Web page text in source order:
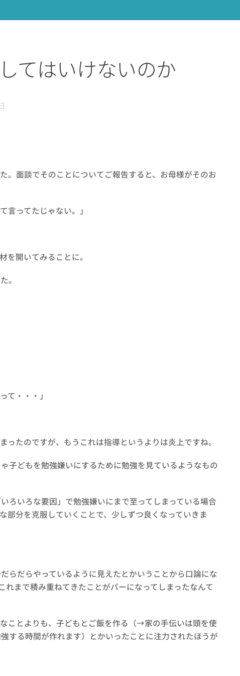
てはいけないのか
面談でそのことについてご報告すると、お母様がそのお
ってたじゃない。」
開いてみることに。
。
て・・・」
たのですが、もうこれは指導というよりは炎上ですね。
子どもを勉強嫌いにするために勉強を見ているようなもの
いろな要因」で勉強嫌いにまで至ってしまっている場合
部分を克服していくことで、少しずつ良くなっていきま
らだらやっているように見えたとかいうことから口論にな
まで積み重ねてきたことがパーになってしまったなんて
ことよりも、子どもとご飯を作る（→家の手伝いは頭を使
する時間が作れます）とかいったことに注力されたほうが